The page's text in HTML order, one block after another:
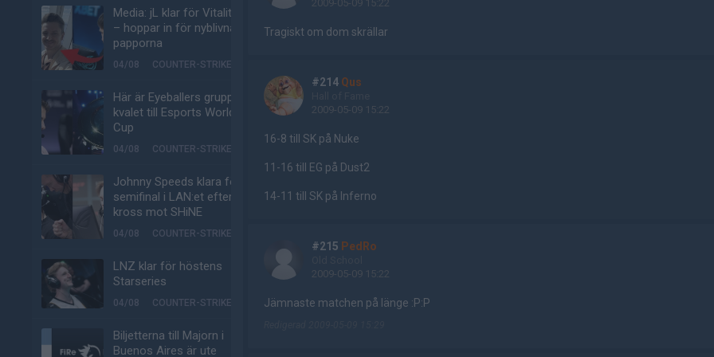
Media: jL klar för Vitality
– hoppar in för nyblivna
papporna
04/08 COUNTER-STRIKE
Här är Eyeballers grupp i
kvalet till Esports World
Cup
04/08 COUNTER-STRIKE
Johnny Speeds klara för
semifinal i LAN:et efter
kross mot SHiNE
04/08 COUNTER-STRIKE
LNZ klar för höstens
Starseries
04/08 COUNTER-STRIKE
Biljetterna till Majorn i
Buenos Aires är ute
2009-05-09 15:22
Tragiskt om dom skrällar
#214 Qus
2009-05-09 15:22
16-8 till SK på Nuke
11-16 till EG på Dust2
14-11 till SK på Inferno
#215 PedRo
2009-05-09 15:22
Jämnaste matchen på länge :P:P